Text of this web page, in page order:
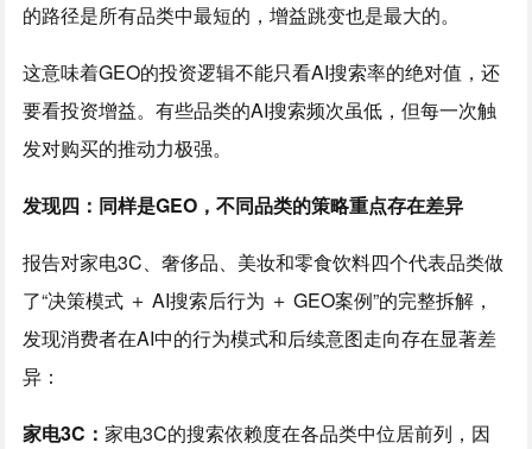
的路径是所有品类中最短的，增益跳变也是最大的。
这意味着GEO的投资逻辑不能只看AI搜索率的绝对值，还
要看投资增益。有些品类的AI搜索频次虽低，但每一次触
发对购买的推动力极强。
发现四：同样是GEO，不同品类的策略重点存在差异
报告对家电3C、奢侈品、美妆和零食饮料四个代表品类做
了“决策模式 ＋ AI搜索后行为 ＋ GEO案例”的完整拆解，
发现消费者在AI中的行为模式和后续意图走向存在显著差
异：
家电3C：家电3C的搜索依赖度在各品类中位居前列，因